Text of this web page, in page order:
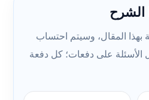
الشرح
بهذا المقال، وسيتم احتساب
الأسئلة على دفعات؛ كل دفعة